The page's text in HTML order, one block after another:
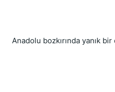
Anadolu bozkırında yanık